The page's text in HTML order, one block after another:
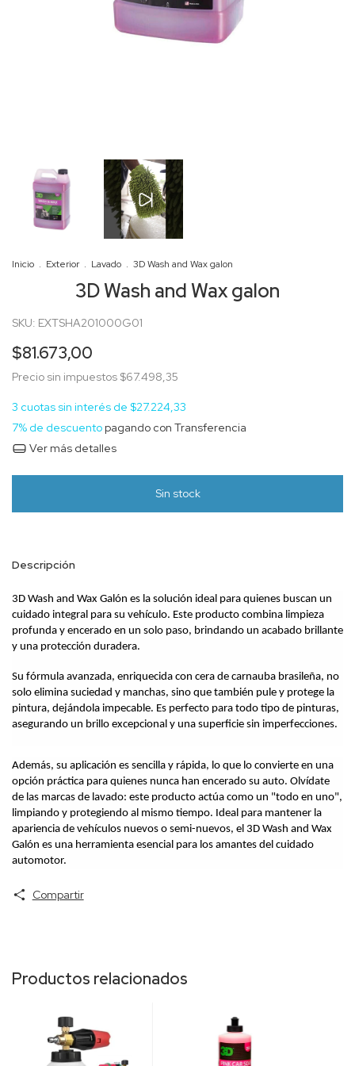
Inicio . Exterior . Lavado . 3D Wash and Wax galon
3D Wash and Wax galon
SKU: EXTSHA201000G01
$81.673,00
Precio sin impuestos $67.498,35
3 cuotas sin interés de $27.224,33
7% de descuento pagando con Transferencia
Ver más detalles
Descripción
3D Wash and Wax Galón es la solución ideal para quienes buscan un
cuidado integral para su vehículo. Este producto combina limpieza
profunda y encerado en un solo paso, brindando un acabado brillante
y una protección duradera.
Su fórmula avanzada, enriquecida con cera de carnauba brasileña, no
solo elimina suciedad y manchas, sino que también pule y protege la
pintura, dejándola impecable. Es perfecto para todo tipo de pinturas,
asegurando un brillo excepcional y una superficie sin imperfecciones.
Además, su aplicación es sencilla y rápida, lo que lo convierte en una
opción práctica para quienes nunca han encerado su auto. Olvídate
de las marcas de lavado: este producto actúa como un "todo en uno",
limpiando y protegiendo al mismo tiempo. Ideal para mantener la
apariencia de vehículos nuevos o semi-nuevos, el 3D Wash and Wax
Galón es una herramienta esencial para los amantes del cuidado
automotor.
Compartir
Productos relacionados